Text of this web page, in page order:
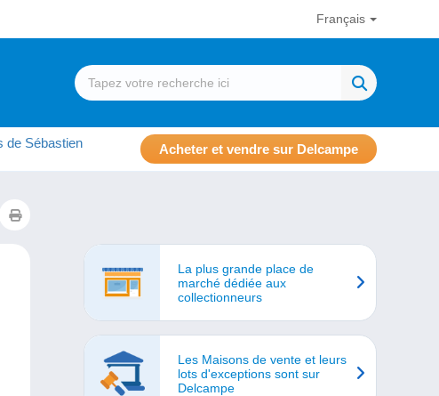
Français
de Sébastien
Acheter et vendre sur Delcampe
La plus grande place de
marché dédiée aux
collectionneurs
Les Maisons de vente et leurs
lots d'exceptions sont sur
Delcampe